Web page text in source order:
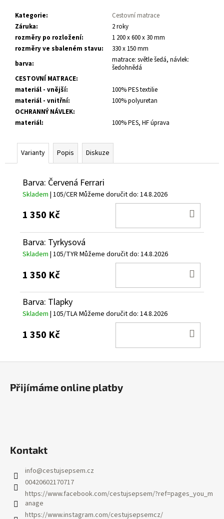
Kategorie:
Cestovní matrace
Záruka:
2 roky
rozměry po rozložení:
1 200 x 600 x 30 mm
rozměry ve sbaleném stavu:
330 x 150 mm
barva:
matrace: světle šedá, návlek:
šedohnědá
CESTOVNÍ MATRACE:
materiál - vnější:
100% PES textilie
materiál - vnitřní:
100% polyuretan
OCHRANNÝ NÁVLEK:
materiál: 100% PES, HF úprava
Varianty Popis Diskuze
Barva: Červená Ferrari
Skladem | 105/CER Můžeme doručit do: 14.8.2026
1 350 Kč
Barva: Tyrkysová
Skladem | 105/TYR Můžeme doručit do: 14.8.2026
1 350 Kč
Barva: Tlapky
Skladem | 105/TLAMůžeme doručit do: 14.8.2026
1 350 Kč
Přijímáme online platby
Kontakt
info@cestujsepsem.cz
00420602170717
https://www.facebook.com/cestujsepsem/?ref=pages_you_m
anage
https://www.instagram.com/cestujsepsemcz/